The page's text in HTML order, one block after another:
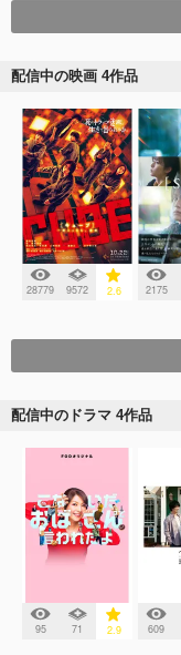
配信中の映画 4作品
28779 9572 2.6 2175
配信中のドラマ 4作品
95 71 2.9 609